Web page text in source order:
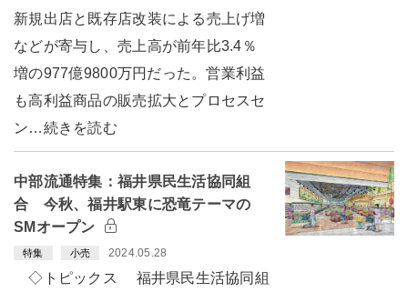
新規出店と既存店改装による売上げ増
などが寄与し、売上高が前年比3.4％
増の977億9800万円だった。営業利益
も高利益商品の販売拡大とプロセスセ
ン…続きを読む
中部流通特集：福井県民生活協同組
合 今秋、福井駅東に恐竜テーマの
SMオープン
特集 小売 2024.05.28
◇トピックス 福井県民生活協同組